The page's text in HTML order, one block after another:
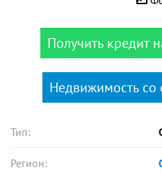
Получить кредит
Недвижимость со
Тип:
Регион: